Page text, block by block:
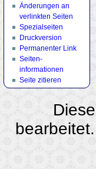
Änderungen an
verlinkten Seiten
Spezialseiten
Druckversion
Permanenter Link
Seiten­
informationen
Seite zitieren
bearbeitet.